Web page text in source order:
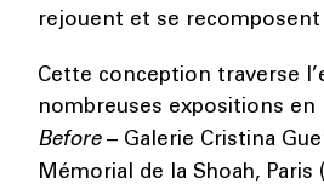
rejouent et se
Cette conception traverse
nombreuses expositions en
Before– Galerie Cristina
Mémorial de la Shoah, Paris